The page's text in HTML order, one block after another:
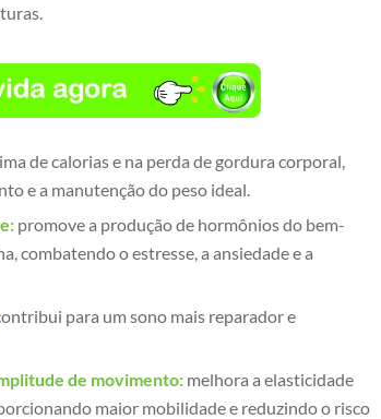
de calorias e na perda de gordura corporal,
e a manutenção do peso ideal.
promove a produção de hormônios do bem-
combatendo o estresse, a ansiedade e a
para um sono mais reparador e
de movimento: melhora a elasticidade
maior mobilidade e reduzindo o risco